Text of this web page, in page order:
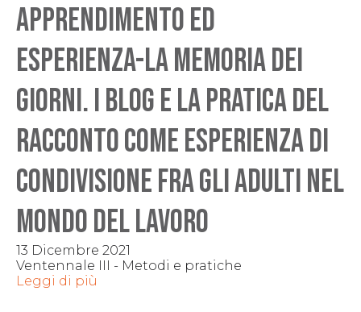
APPRENDIMENTO ED
ESPERIENZA-La memoria dei
giorni. I blog e la pratica del
racconto come esperienza di
condivisione fra gli adulti nel
mondo del lavoro
13 Dicembre 2021
Ventennale III - Metodi e pratiche
Leggi di più